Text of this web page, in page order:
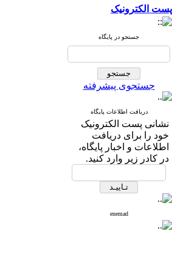
پست الکترونیک
جستجو در پایگاه
جستجوی پیشرفته
دریافت اطلاعات پایگاه
نشانی پست الکترونیک
خود را برای دریافت
اطلاعات و اخبار پایگاه،
در کادر زیر وارد کنید.
enemad